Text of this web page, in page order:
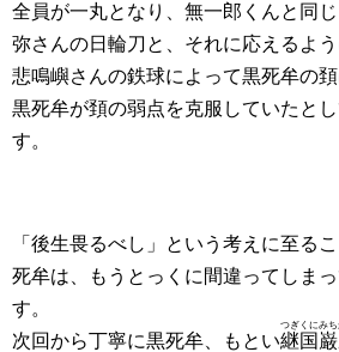
全員が一丸となり、無一郎くんと同
弥さんの日輪刀と、それに応えるよ
悲鳴嶼さんの鉄球によって黒死牟の頚
黒死牟が頚の弱点を克服していたと
す。
「後生畏るべし」という考えに至る
死牟は、もうとっくに間違ってしま
す。
次回から丁寧に黒死牟、もとい継国
つぎくにみ